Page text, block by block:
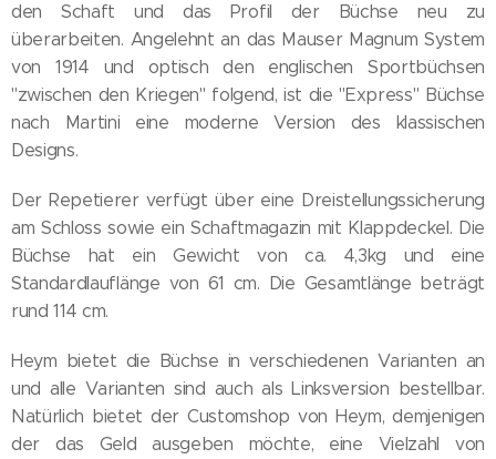
den Schaft und das Profil der Büchse neu zu
überarbeiten. Angelehnt an das Mauser Magnum System
von 1914 und optisch den englischen Sportbüchsen
"zwischen den Kriegen" folgend, ist die "Express" Büchse
nach Martini eine moderne Version des klassischen
Designs.
Der Repetierer verfügt über eine Dreistellungssicherung
am Schloss sowie ein Schaftmagazin mit Klappdeckel. Die
Büchse hat ein Gewicht von ca. 4,3kg und eine
Standardlauflänge von 61 cm. Die Gesamtlänge beträgt
rund 114 cm.
Heym bietet die Büchse in verschiedenen Varianten an
und alle Varianten sind auch als Linksversion bestellbar.
Natürlich bietet der Customshop von Heym, demjenigen
der das Geld ausgeben möchte, eine Vielzahl von